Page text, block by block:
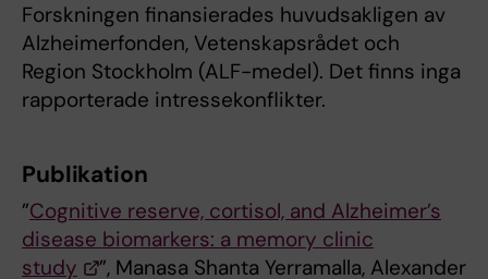
Forskningen finansierades huvudsakligen av
Alzheimerfonden, Vetenskapsrådet och
Region Stockholm (ALF-medel). Det finns inga
rapporterade intressekonflikter.
Publikation
”Cognitive reserve, cortisol, and Alzheimer’s
disease biomarkers: a memory clinic
study
”, Manasa Shanta Yerramalla, Alexander